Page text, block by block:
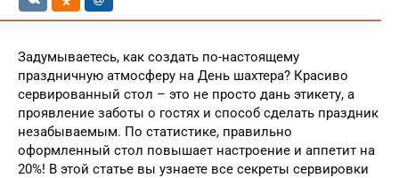
Задумываетесь, как создать по-настоящему
праздничную атмосферу на День шахтера? Красиво
сервированный стол – это не просто дань этикету, а
проявление заботы о гостях и способ сделать праздник
незабываемым. По статистике, правильно
оформленный стол повышает настроение и аппетит на
20%! В этой статье вы узнаете все секреты сервировки